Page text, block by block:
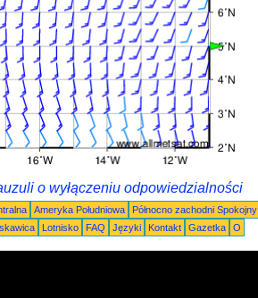
o wyłączeniu odpowiedzialności
Ameryka Południowa Północno zachodni Spokojny
Lotnisko FAQ Języki Kontakt Gazetka O